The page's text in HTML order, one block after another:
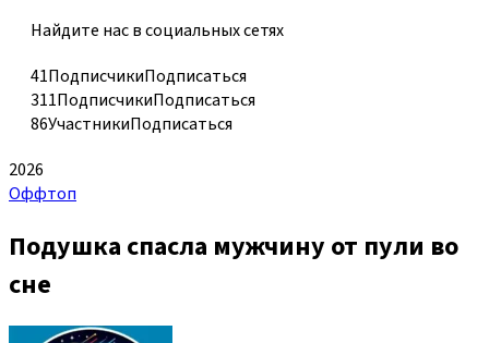
Найдите нас в социальных сетях
41ПодписчикиПодписаться
311ПодписчикиПодписаться
86УчастникиПодписаться
2026
Оффтоп
Подушка спасла мужчину от пули во
сне